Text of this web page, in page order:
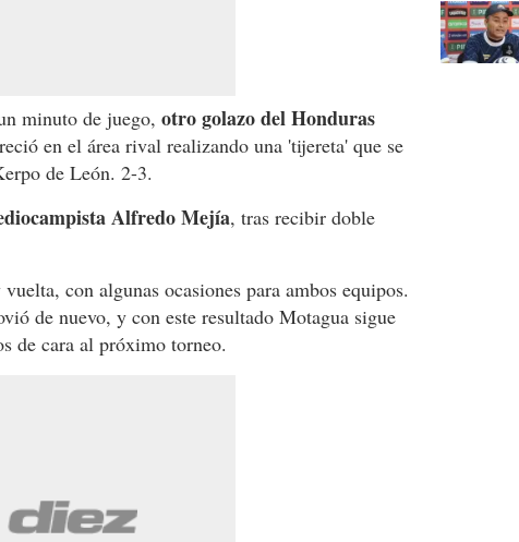
minuto de juego, otro golazo del Honduras
en el área rival realizando una 'tijereta' que se
de León. 2-3.
Alfredo Mejía, tras recibir doble
con algunas ocasiones para ambos equipos.
de nuevo, y con este resultado Motagua sigue
de cara al próximo torneo.